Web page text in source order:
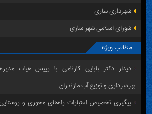
شهرداری ساری
شورای اسلامی شهر ساری
مطالب ویژه
دیدار دکتر بابایی کارنامی با رییس هیات
بهره‌برداری و توزیع آب مازندران
پیگیری تخصیص اعتبارات راه‌های محوری و